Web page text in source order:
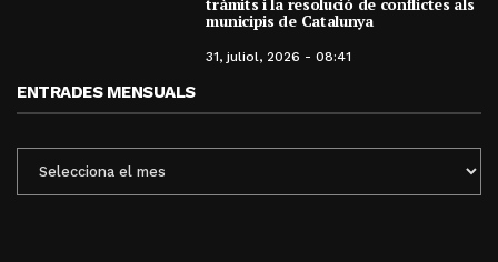
municipis de Catalunya
31, juliol, 2026 - 08:41
ENTRADES MENSUALS
MENSUALS